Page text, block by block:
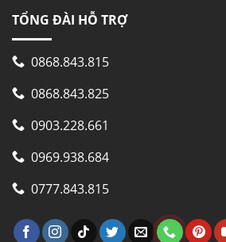
TỔNG ĐÀI HỖ TRỢ
0868.843.815
0868.843.825
0903.228.661
0969.938.684
0777.843.815